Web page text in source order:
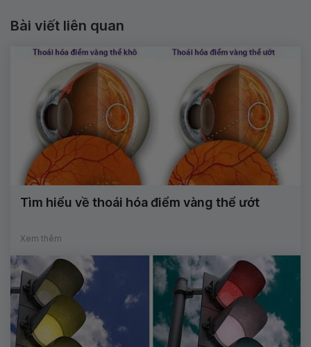
Bài viết liên quan
Tìm hiểu về thoái hóa điểm vàng thể ướt
Xem thêm